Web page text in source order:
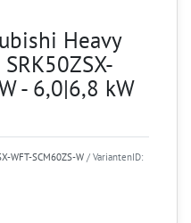
Heavy
- 6,0|6,8 kW
WFT-SCM60ZS-W / VariantenID: